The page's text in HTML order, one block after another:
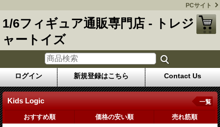
PCサイト
1/6フィギュア通販専門店 - トレジ
ャートイズ
ログイン 新規登録はこちら Contact Us
Kids Logic 一覧
おすすめ順 価格の安い順 売れ筋順